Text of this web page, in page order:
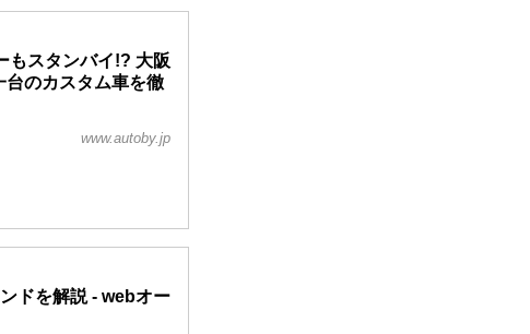
もスタンバイ!? 大阪
台のカスタム車を徹
www.autoby.jp
ドを解説 - webオー